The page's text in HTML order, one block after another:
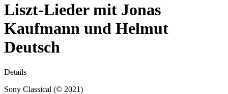
Liszt-Lieder mit Jonas
Kaufmann und Helmut
Deutsch
Details
Sony Classical (© 2021)